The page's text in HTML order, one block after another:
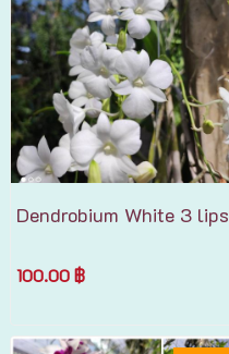
Dendrobium White 3 lips
100.00 ฿